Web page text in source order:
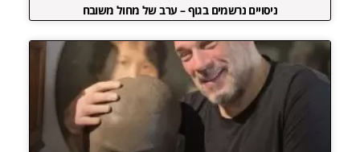
ניסויים נרשמים בגוף – ערב של מחול משובח